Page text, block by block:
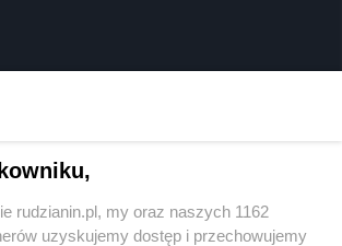
rudzianin.pl, my oraz naszych 1162
uzyskujemy dostęp i przechowujemy